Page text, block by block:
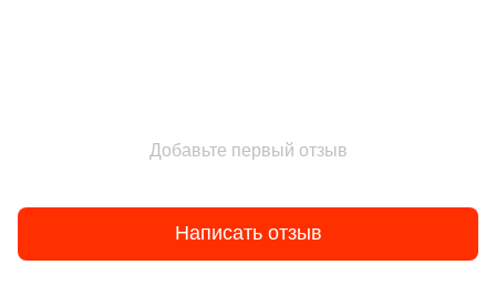
Добавьте первый отзыв
Написать отзыв